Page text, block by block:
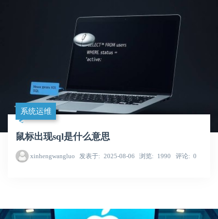
系统运维
鼠标出现sql是什么意思
xinhengwangluo 发表于 2025-08-06 浏览 1990 评论 0